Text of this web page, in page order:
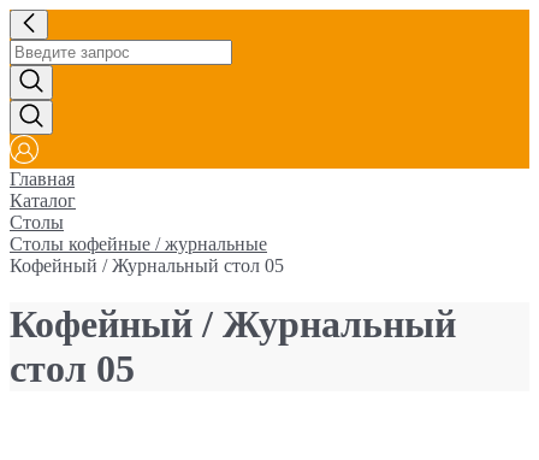
Главная
Каталог
Столы
Столы кофейные / журнальные
Кофейный / Журнальный стол 05
Кофейный / Журнальный
стол 05